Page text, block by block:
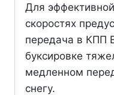
Для
скоростях
передача в КПП
буксировке
медленном
снегу.